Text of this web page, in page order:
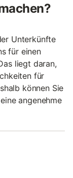
Unterkünfte
für einen
liegt daran,
für
können Sie
angenehme